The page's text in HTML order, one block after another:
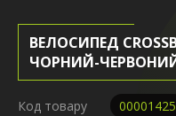
ВЕЛОСИПЕД
ЧОРНИЙ-
Код товару 00001425